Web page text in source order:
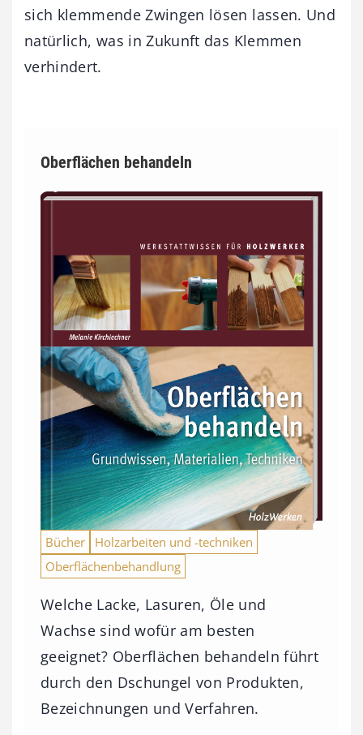
sich klemmende Zwingen lösen lassen. Und
natürlich, was in Zukunft das Klemmen
verhindert.
Oberflächen behandeln
Bücher
Holzarbeiten und -techniken
Oberflächenbehandlung
Welche Lacke, Lasuren, Öle und
Wachse sind wofür am besten
geeignet? Oberflächen behandeln führt
durch den Dschungel von Produkten,
Bezeichnungen und Verfahren.